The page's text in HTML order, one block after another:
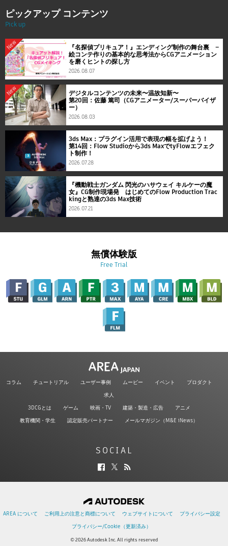
ピックアップ コンテンツ
Pick up
New
『名探偵プリキュア！』エンディング制作の舞台裏 ―
絵コンテ作りの基本的な思考法からCGアニメーション
を磨くヒントの探し方
2026.08.07
New
デジタルコンテンツの未来〜温故知新〜
第20回：佐藤 篤司（CGアニメーター/スーパーバイザ
ー）
2026.08.03
3ds Max：プラグイン活用で表現の幅を拡げよう！
第14回：Flow Studioから3ds MaxでtyFlowエフェク
ト制作！
2026.07.28
『機動戦士ガンダム 閃光のハサウェイ キルケーの魔
女』CG制作現場発 はじめてのFlow Production Trac
kingと熟達の3ds Max技術
2026.07.21
無償体験版
Free Trial
コラム チュートリアル ユーザー事例 ムービー イベント
プロダクト
求人
3DCGとは
ゲーム 映画・TV 建築・製造・広告
アニメ
教育機関・学生
認定販売パートナー メールマガジン（M&E iNews）
SOCIAL
AREA について ご利用上の注意と商標について ウェブサイトについて
プライバシー設定
プライバシー/Cookie（更新済み）
© 2026 Autodesk Inc. All rights reserved